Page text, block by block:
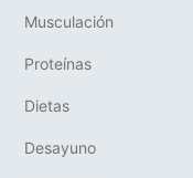
Musculación
Proteínas
Dietas
Desayuno